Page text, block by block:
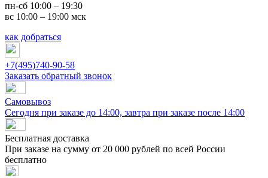
пн-сб 10:00 – 19:30
вс 10:00 – 19:00 мск
как добраться
+7(495)740-90-58
Заказать обратный звонок
Самовывоз
Сегодня при заказе до 14:00, завтра при заказе после 14:00
Бесплатная доставка
При заказе на сумму от 20 000 рублей по всей России
бесплатно